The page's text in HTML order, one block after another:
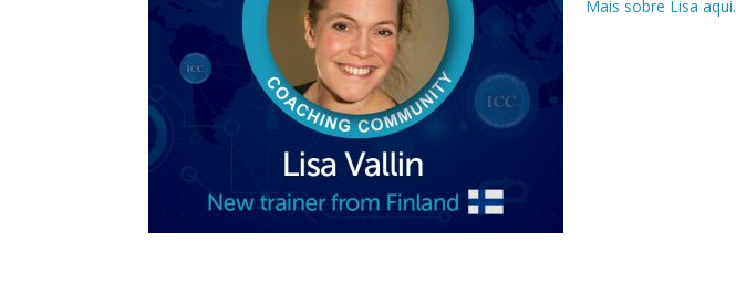
Mais sobre Lisa aqui.